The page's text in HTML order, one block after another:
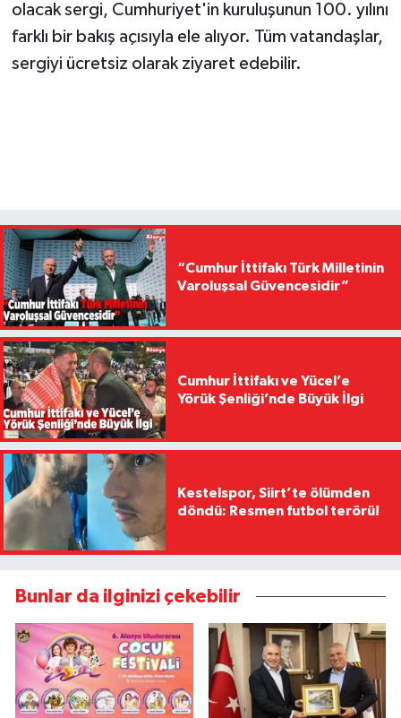
olacak sergi, Cumhuriyet'in kuruluşunun 100. yılını
farklı bir bakış açısıyla ele alıyor. Tüm vatandaşlar,
sergiyi ücretsiz olarak ziyaret edebilir.
“Cumhur İttifakı Türk Milletinin
Varoluşsal Güvencesidir”
Cumhur İttifakı ve Yücel’e
Yörük Şenliği’nde Büyük İlgi
Kestelspor, Siirt’te ölümden
döndü: Resmen futbol terörü!
Bunlar da ilginizi çekebilir